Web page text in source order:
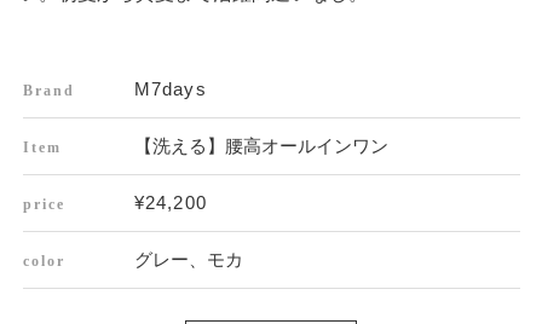
Brand M7days
Item 【洗える】腰高オールインワン
price ¥24,200
color グレー、モカ